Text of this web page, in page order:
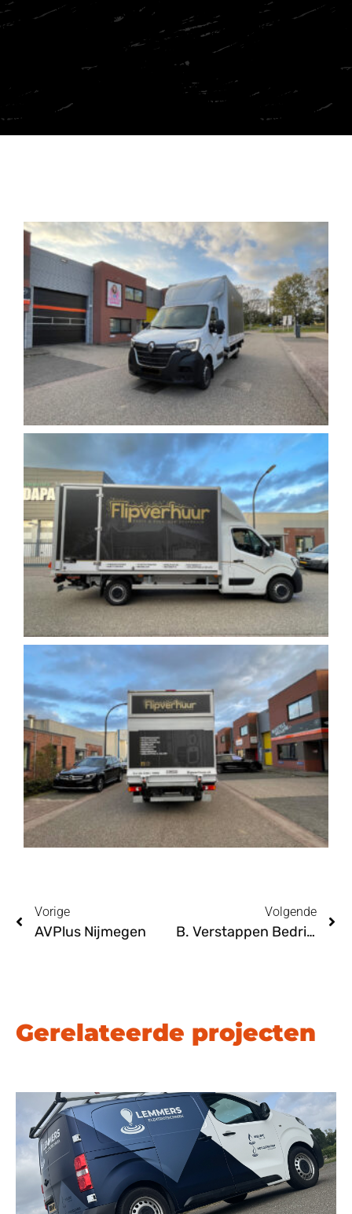
Vorige
AVPlus Nijmegen
Volgende
B. Verstappen Bedrijfswagens Lierop
Gerelateerde projecten